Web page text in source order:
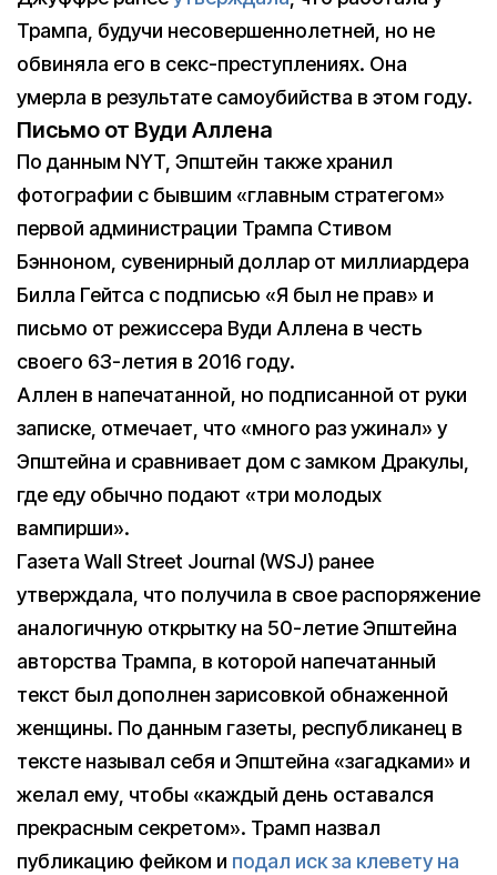
Трампа, будучи несовершеннолетней, но не
обвиняла его в секс-преступлениях. Она
умерла в результате самоубийства в этом году.
Письмо от Вуди Аллена
По данным NYT, Эпштейн также хранил
фотографии с бывшим «главным стратегом»
первой администрации Трампа Стивом
Бэнноном, сувенирный доллар от миллиардера
Билла Гейтса с подписью «Я был не прав» и
письмо от режиссера Вуди Аллена в честь
своего 63-летия в 2016 году.
Аллен в напечатанной, но подписанной от руки
записке, отмечает, что «много раз ужинал» у
Эпштейна и сравнивает дом с замком Дракулы,
где еду обычно подают «три молодых
вампирши».
Газета Wall Street Journal (WSJ) ранее
утверждала, что получила в свое распоряжение
аналогичную открытку на 50-летие Эпштейна
авторства Трампа, в которой напечатанный
текст был дополнен зарисовкой обнаженной
женщины. По данным газеты, республиканец в
тексте называл себя и Эпштейна «загадками» и
желал ему, чтобы «каждый день оставался
прекрасным секретом». Трамп назвал
публикацию фейком и подал иск за клевету на